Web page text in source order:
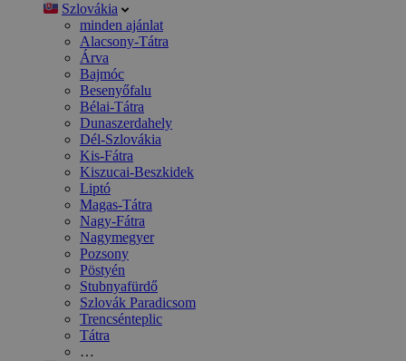
Szlovákia
minden ajánlat
Alacsony-Tátra
Árva
Bajmóc
Besenyőfalu
Bélai-Tátra
Dunaszerdahely
Dél-Szlovákia
Kis-Fátra
Kiszucai-Beszkidek
Liptó
Magas-Tátra
Nagy-Fátra
Nagymegyer
Pozsony
Pöstyén
Stubnyafürdő
Szlovák Paradicsom
Trencsénteplic
Tátra
…